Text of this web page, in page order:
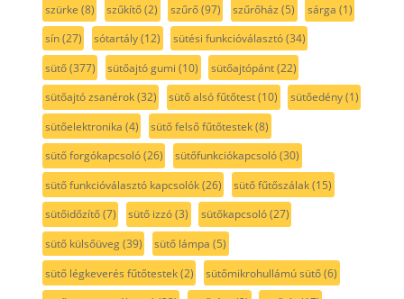
szürke (8) szűkítő(2) szűrő(97) szűrőház (5) sárga (1)
sín(27) sótartály(12) sütési funkcióválasztó(34)
sütő(377) sütőajtó gumi (10) sütőajtópánt(22)
sütőajtó zsanérok(32) sütő alsó fűtőtest(10) sütőedény(1)
sütőelektronika (4) sütő felső fűtőtestek(8)
sütő forgókapcsoló(26) sütőfunkciókapcsoló(30)
sütő funkcióválasztó kapcsolók(26) sütő fűtőszálak(15)
sütőidőzítő(7) sütő izzó(3) sütőkapcsoló(27)
sütő külsőüveg(39) sütő lámpa (5)
sütő légkeverés fűtőtestek(2) sütőmikrohullámú sütő(6)